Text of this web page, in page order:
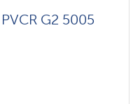
G2 5005